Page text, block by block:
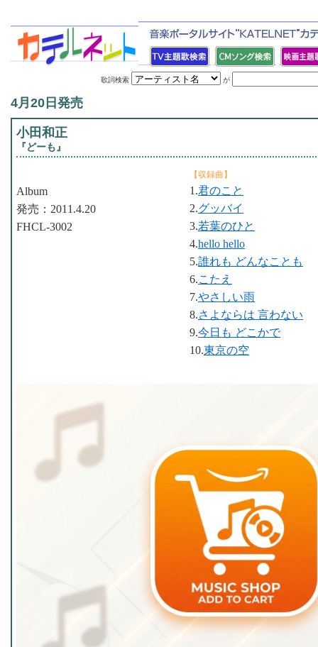
歌詞検索 が
4月20日発売
小田和正
『どーも』
【収録曲】
1.君のこと
2.グッバイ
3.若葉のひと
4.hello hello
5.誰れも どんなことも
6.こたえ
7.やさしい雨
8.さよならは 言わない
9.今日も どこかで
10.東京の空
Album
発売：2011.4.20
FHCL-3002